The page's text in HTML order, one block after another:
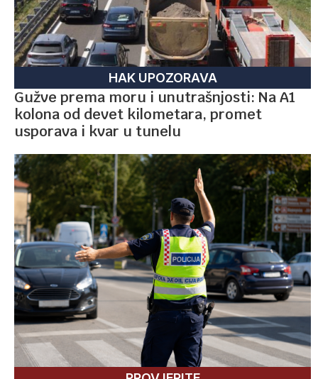
HAK UPOZORAVA
Gužve prema moru i unutrašnjosti: Na A1
kolona od devet kilometara, promet
usporava i kvar u tunelu